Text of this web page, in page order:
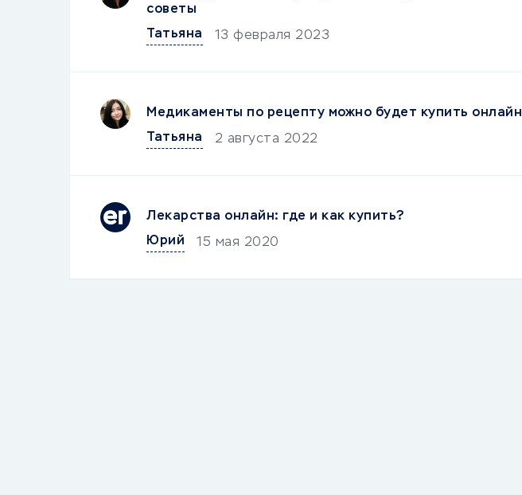
советы
Татьяна
13 февраля 2023
Медикаменты по рецепту можно будет купить онлайн
Татьяна
2 августа 2022
Лекарства онлайн: где и как купить?
Юрий
15 мая 2020